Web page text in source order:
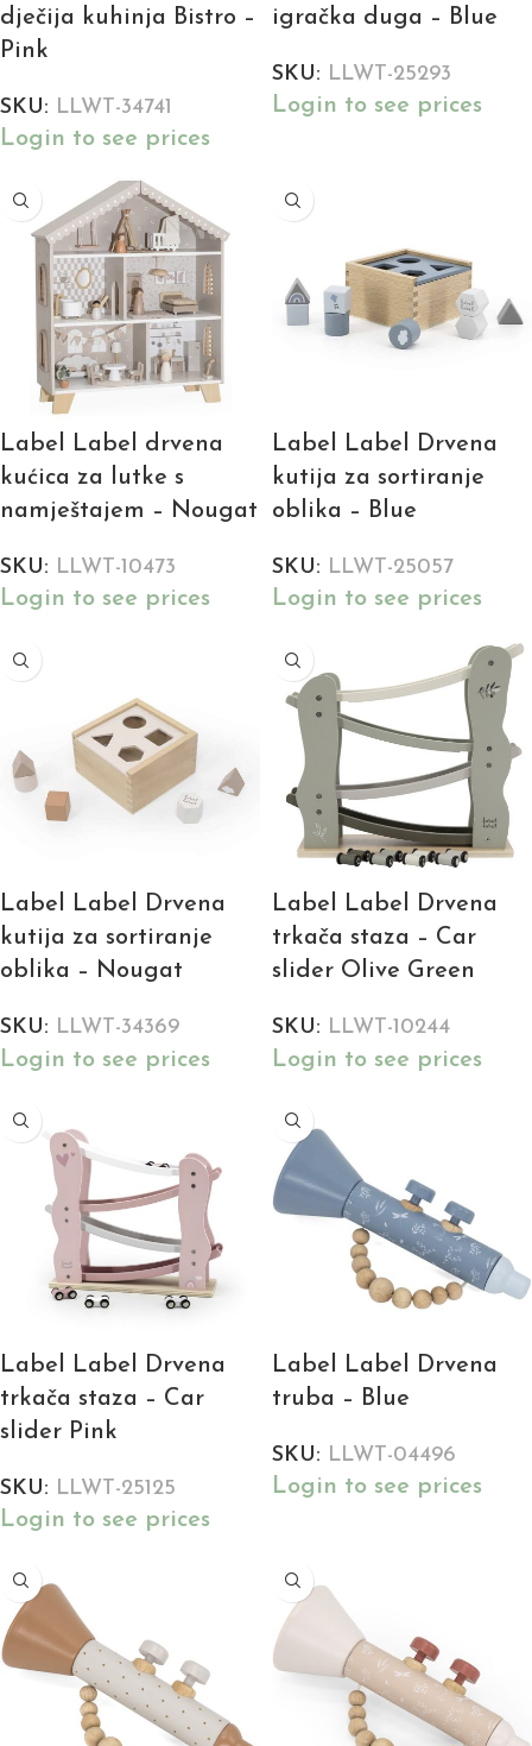
dječija kuhinja Bistro –
Pink
SKU: LLWT-34741
Login to see prices
igračka duga – Blue
SKU: LLWT-25293
Login to see prices
Label Label drvena
kućica za lutke s
namještajem – Nougat
SKU: LLWT-10473
Login to see prices
Label Label Drvena
kutija za sortiranje
oblika – Blue
SKU: LLWT-25057
Login to see prices
Label Label Drvena
kutija za sortiranje
oblika – Nougat
SKU: LLWT-34369
Login to see prices
Label Label Drvena
trkača staza – Car
slider Olive Green
SKU: LLWT-10244
Login to see prices
Label Label Drvena
trkača staza – Car
slider Pink
SKU: LLWT-25125
Login to see prices
Label Label Drvena
truba – Blue
SKU: LLWT-04496
Login to see prices